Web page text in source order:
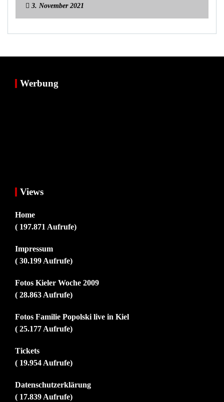
3. November 2021
Werbung
Views
Home
( 197.871 Aufrufe)
Impressum
( 30.199 Aufrufe)
Fotos Kieler Woche 2009
( 28.863 Aufrufe)
Fotos Familie Popolski live in Kiel
( 25.177 Aufrufe)
Tickets
( 19.954 Aufrufe)
Datenschutzerklärung
( 17.839 Aufrufe)